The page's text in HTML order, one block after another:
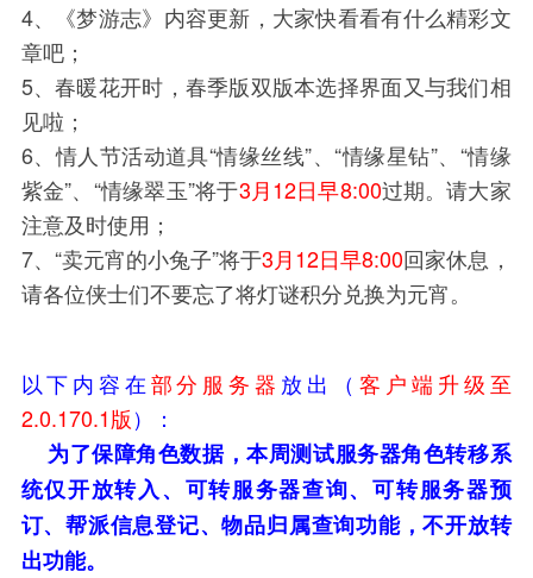
4、《梦游志》内容更新，大家快看看有什么精彩文
章吧；
5、春暖花开时，春季版双版本选择界面又与我们相
见啦；
6、情人节活动道具“情缘丝线”、“情缘星钻”、“情缘
紫金”、“情缘翠玉”将于3月12日早8:00过期。请大家
注意及时使用；
7、“卖元宵的小兔子”将于3月12日早8:00回家休息，
请各位侠士们不要忘了将灯谜积分兑换为元宵。
以下内容在部分服务器 放出（ 客户端升级至
2.0.170.1版）：
为了保障角色数据，本周测试服务器角色转移系
统仅开放转入、可转服务器查询、可转服务器预
订、帮派信息登记、物品归属查询功能，不开放转
出功能。